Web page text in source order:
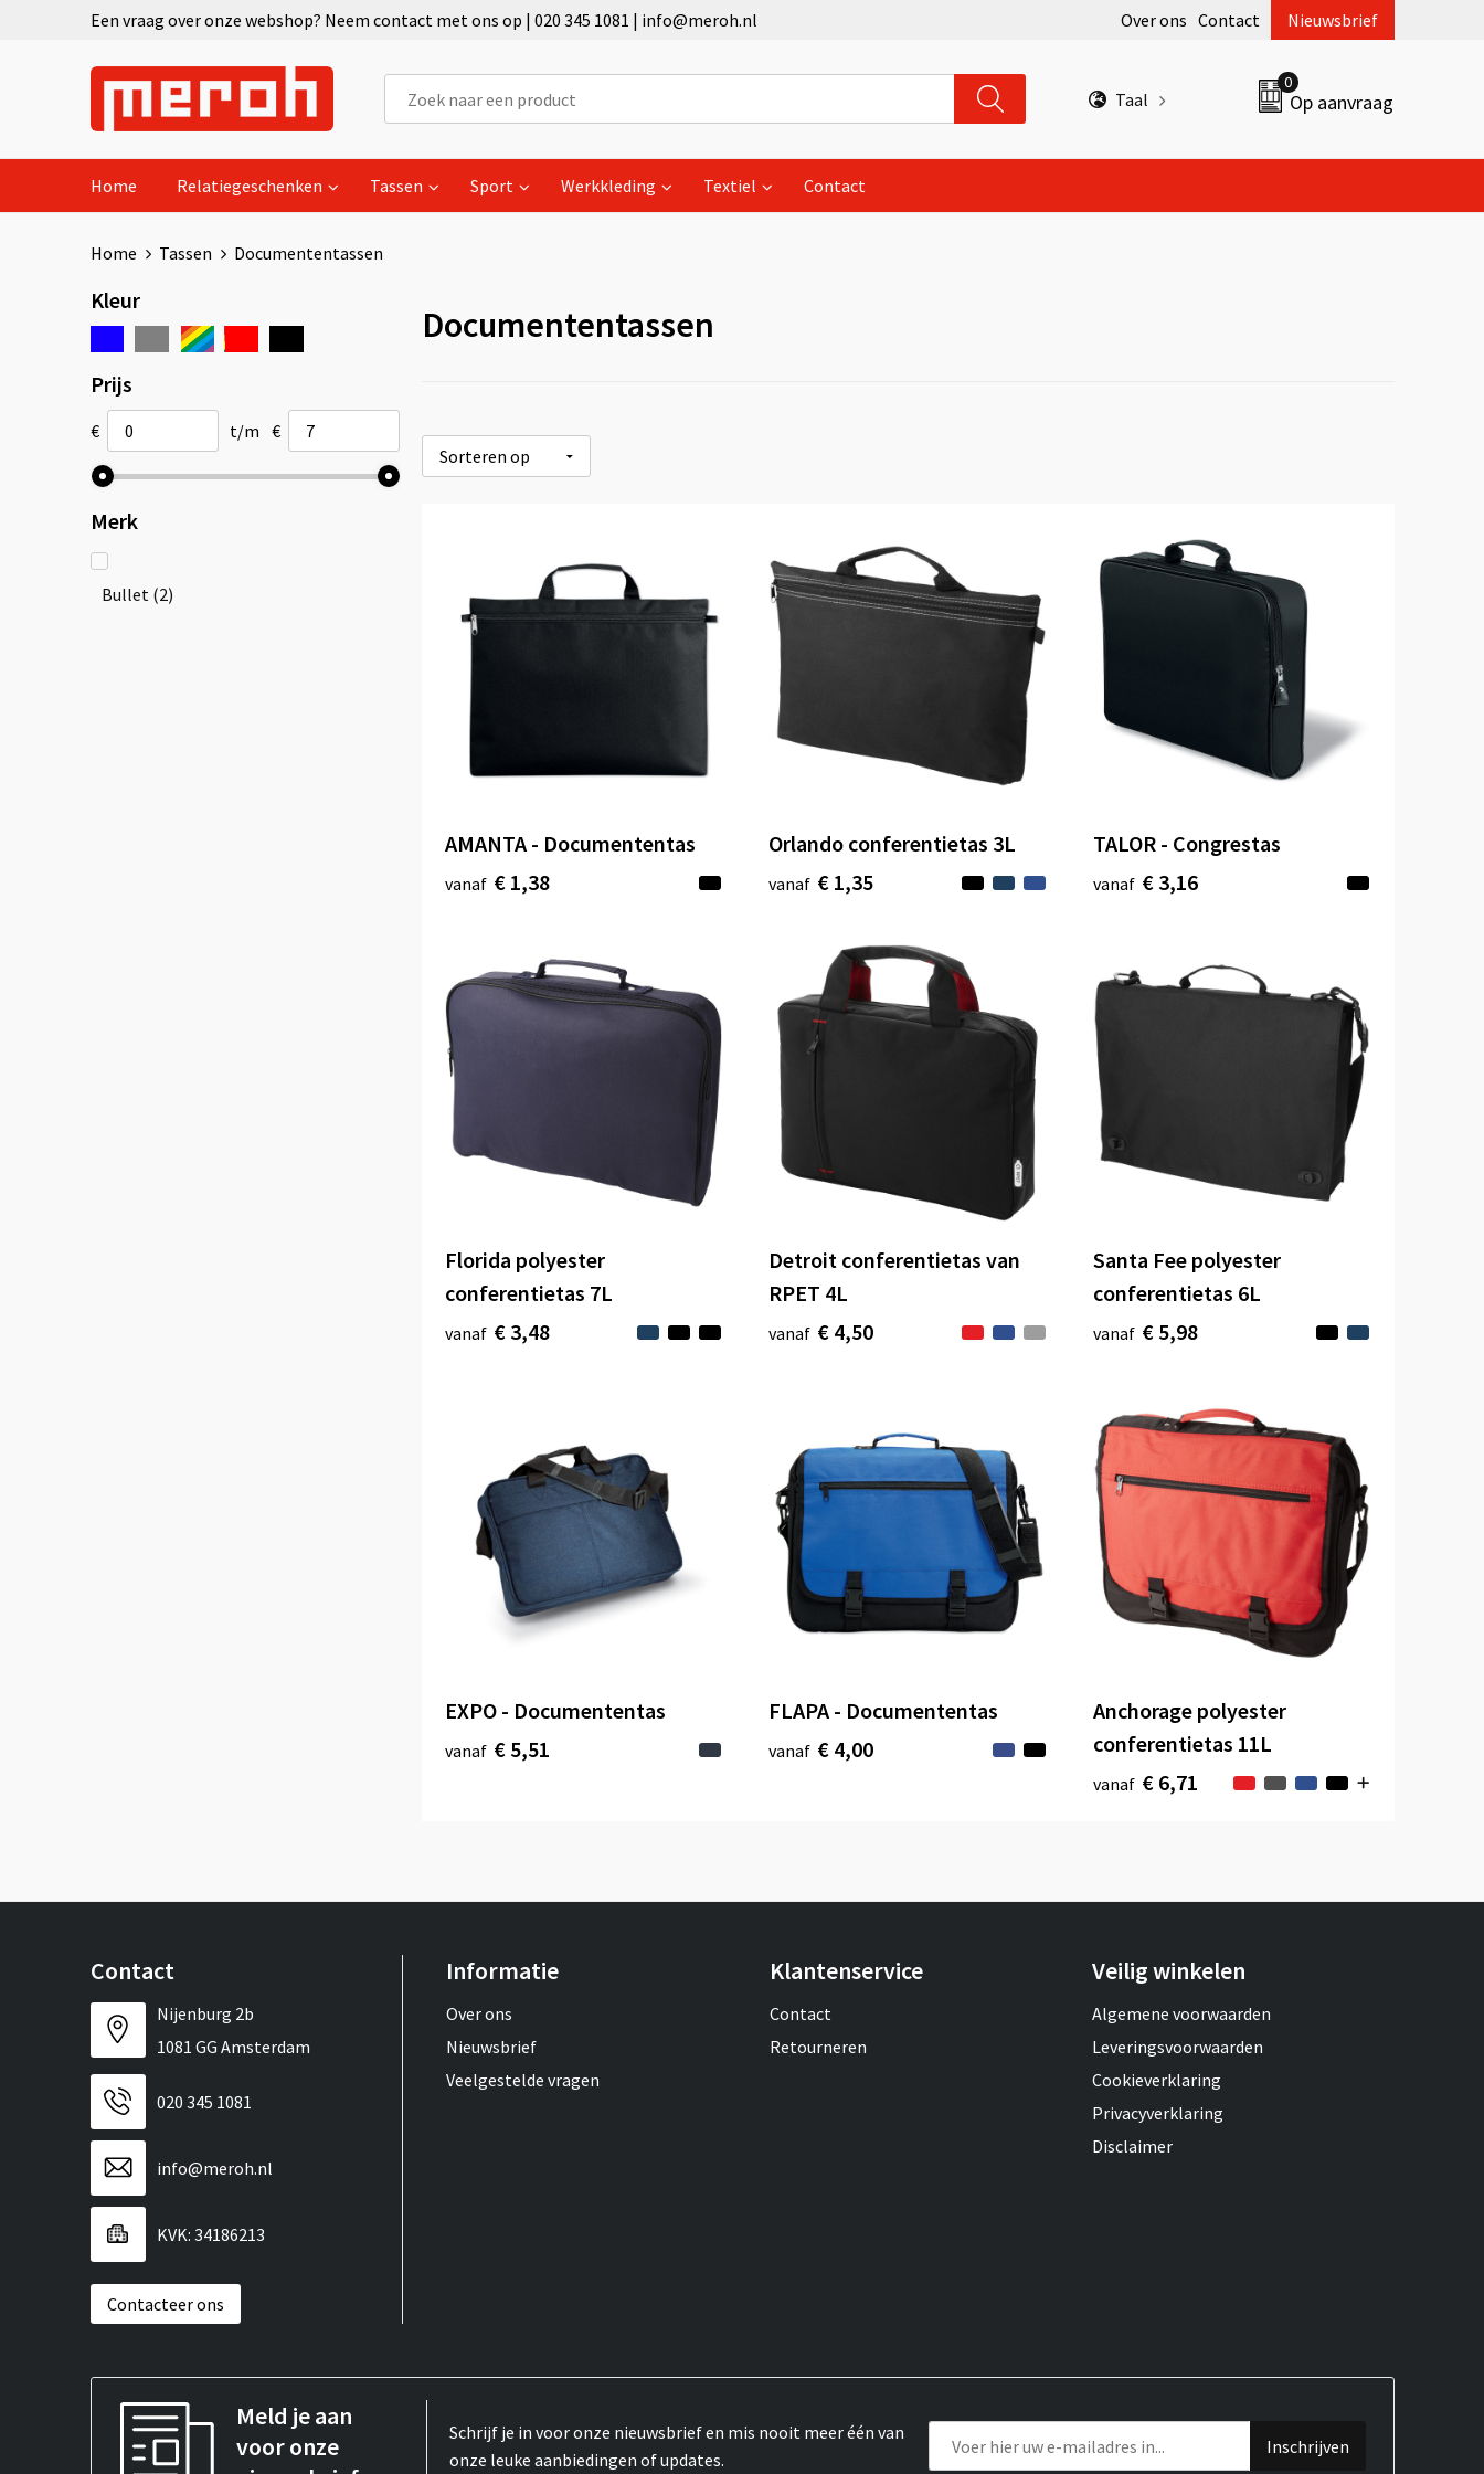
Een vraag over onze webshop? Neem contact met ons op | 020 345 1081 | info@meroh.nl Over ons Contact Nieuwsbrief
Taal
0
Op aanvraag
Home Relatiegeschenken Tassen Sport Werkkleding Textiel Contact
Home Tassen Documententassen
Kleur
Prijs
€ t/m €
Merk
Bullet (2)
Documententassen
AMANTA - Documententas
vanaf € 1,38
Orlando conferentietas 3L
vanaf € 1,35
TALOR - Congrestas
vanaf € 3,16
Florida polyester
conferentietas 7L
vanaf € 3,48
Detroit conferentietas van
RPET 4L
vanaf € 4,50
Santa Fee polyester
conferentietas 6L
vanaf € 5,98
EXPO - Documententas
vanaf € 5,51
FLAPA - Documententas
vanaf € 4,00
Anchorage polyester
conferentietas 11L
vanaf € 6,71
Contact
Nijenburg 2b
1081 GG Amsterdam
020 345 1081
info@meroh.nl
KVK: 34186213
Contacteer ons
Informatie
Over ons
Nieuwsbrief
Veelgestelde vragen
Klantenservice
Contact
Retourneren
Veilig winkelen
Algemene voorwaarden
Leveringsvoorwaarden
Cookieverklaring
Privacyverklaring
Disclaimer
Meld je aan
voor onze
Schrijf je in voor onze nieuwsbrief en mis nooit meer één van
onze leuke aanbiedingen of updates.